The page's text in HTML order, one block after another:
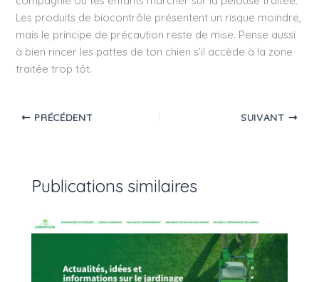
Les produits de biocontrôle présentent un risque moindre,
mais le principe de précaution reste de mise. Pense aussi
à bien rincer les pattes de ton chien s’il accède à la zone
traitée trop tôt.
PRÉCÉDENT SUIVANT
Publications similaires